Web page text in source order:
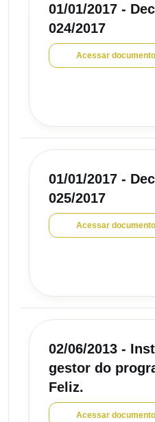
01/01/2017 -
024/2017
Acessar documento
01/01/2017 -
025/2017
Acessar documento
02/06/2013 -
gestor do
Feliz.
Acessar documento